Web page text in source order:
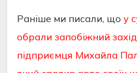
Раніше ми писали, що у
обрали запобіжний
підприємця Михайла